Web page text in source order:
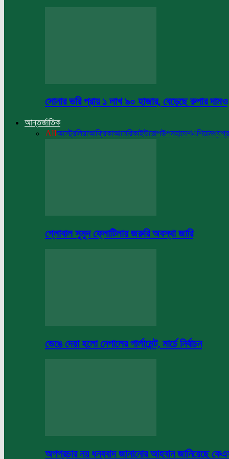
সোনার ভরি প্রায় ১ লাখ ৯০ হাজার, বেড়েছে রুপার দামও
আন্তর্জাতিক
Allঅস্ট্রেলিয়াআফ্রিকাআমেরিকাইউরোপউপমহাদেশএশিয়া
গ্লোবাল সুমুদ ফ্লোটিলায় জরুরি অবস্থা জারি
ভেঙে দেয়া হলো নেপালের পার্লামেন্ট, মার্চে নির্বাচন
অপপ্রচার নয় ধন্যবাদ জানানোর আহবান জানিয়েছে